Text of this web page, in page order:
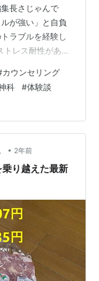
長さじゃんで
が強い」と自負
ラブルを経験し
トレス耐性がある
ていませんでし
リアルの体験記
私がうつ病にな
る会社でコロナ禍
メント、そして
カウンセリング
科 #体験談
• 2年前
り越えた最新